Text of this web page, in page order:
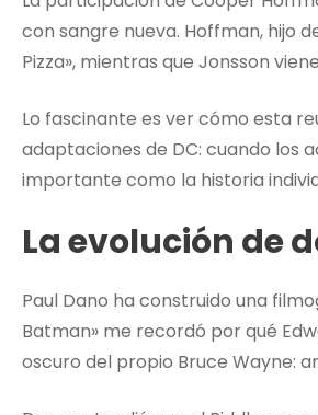
con sangre nueva. Hoffman, hijo
Pizza», mientras que Jonsson
Lo fascinante es ver cómo esta
adaptaciones de DC: cuando los
importante como la historia
La evolución de
Paul Dano ha construido una
Batman» me recordó por qué
oscuro del propio Bruce Wayne: